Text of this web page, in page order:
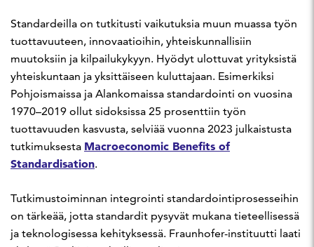
Standardeilla on tutkitusti vaikutuksia muun muassa työn
tuottavuuteen, innovaatioihin, yhteiskunnallisiin
muutoksiin ja kilpailukykyyn. Hyödyt ulottuvat yrityksistä
yhteiskuntaan ja yksittäiseen kuluttajaan. Esimerkiksi
Pohjoismaissa ja Alankomaissa standardointi on vuosina
1970–2019 ollut sidoksissa 25 prosenttiin työn
tuottavuuden kasvusta, selviää vuonna 2023 julkaistusta
tutkimuksesta Macroeconomic Benefits of
Standardisation.
Tutkimustoiminnan integrointi standardointiprosesseihin
on tärkeää, jotta standardit pysyvät mukana tieteellisessä
ja teknologisessa kehityksessä. Fraunhofer-instituutti laati